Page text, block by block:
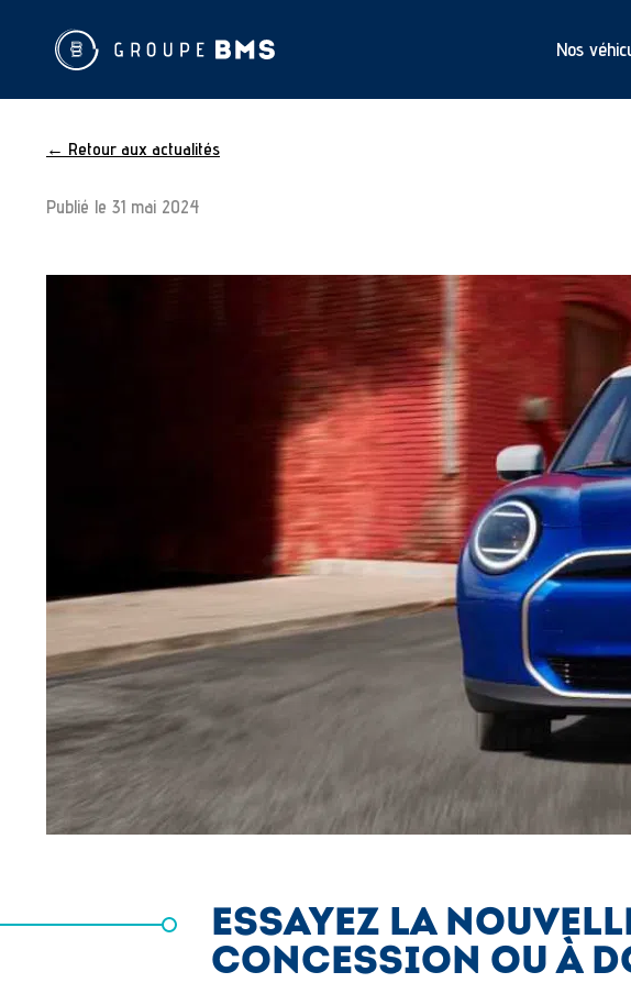
Nos
← Retour aux actualités
Publié le 31 mai 2024
ESSAYEZ LA
CONCESSION OU À